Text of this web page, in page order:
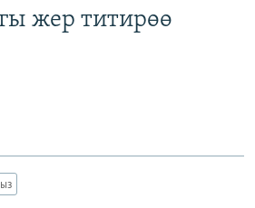
жер титирөө